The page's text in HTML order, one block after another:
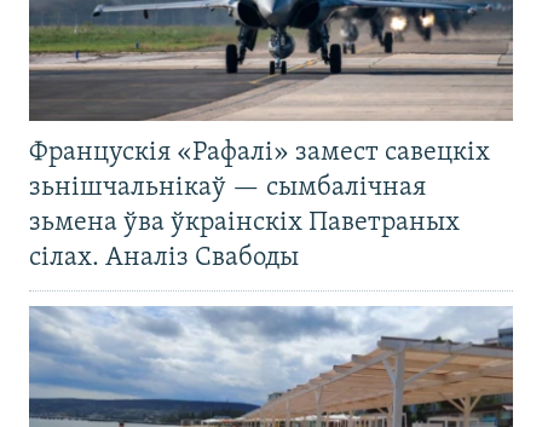
Францускія «Рафалі» замест савецкіх
зьнішчальнікаў — сымбалічная
зьмена ўва ўкраінскіх Паветраных
сілах. Аналіз Свабоды